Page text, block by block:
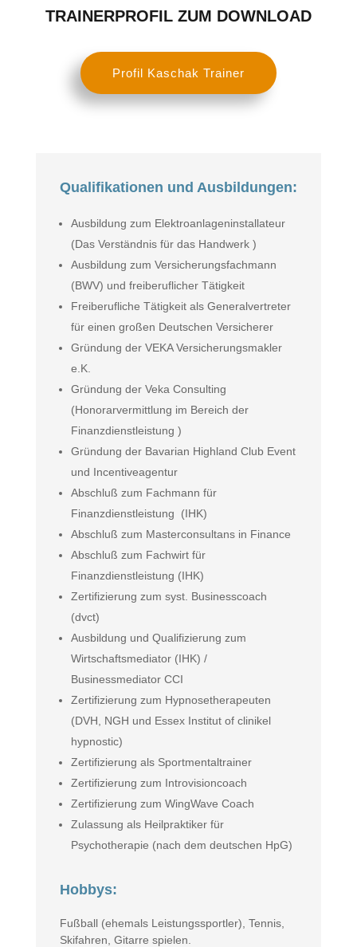
TRAINERPROFIL ZUM DOWNLOAD
Profil Kaschak Trainer
Qualifikationen und Ausbildungen:
Ausbildung zum Elektroanlageninstallateur
(Das Verständnis für das Handwerk )
Ausbildung zum Versicherungsfachmann
(BWV) und freiberuflicher Tätigkeit
Freiberufliche Tätigkeit als Generalvertreter
für einen großen Deutschen Versicherer
Gründung der VEKA Versicherungsmakler
e.K.
Gründung der Veka Consulting
(Honorarvermittlung im Bereich der
Finanzdienstleistung )
Gründung der Bavarian Highland Club Event
und Incentiveagentur
Abschluß zum Fachmann für
Finanzdienstleistung (IHK)
Abschluß zum Masterconsultans in Finance
Abschluß zum Fachwirt für
Finanzdienstleistung (IHK)
Zertifizierung zum syst. Businesscoach
(dvct)
Ausbildung und Qualifizierung zum
Wirtschaftsmediator (IHK) /
Businessmediator CCI
Zertifizierung zum Hypnosetherapeuten
(DVH, NGH und Essex Institut of clinikel
hypnostic)
Zertifizierung als Sportmentaltrainer
Zertifizierung zum Introvisioncoach
Zertifizierung zum WingWave Coach
Zulassung als Heilpraktiker für
Psychotherapie (nach dem deutschen HpG)
Hobbys:
Fußball (ehemals Leistungssportler), Tennis,
Skifahren, Gitarre spielen.